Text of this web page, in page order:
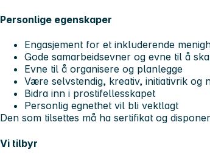
Personlige egenskaper
Engasjement for et inkluderende
Gode samarbeidsevner og evne til å
Evne til å organisere og planlegge
Være selvstendig, kreativ, initiativrik og
Bidra inn i prostifellesskapet
Personlig egnethet vil bli vektlagt
Den som tilsettes må ha sertifikat og
Vi tilbyr